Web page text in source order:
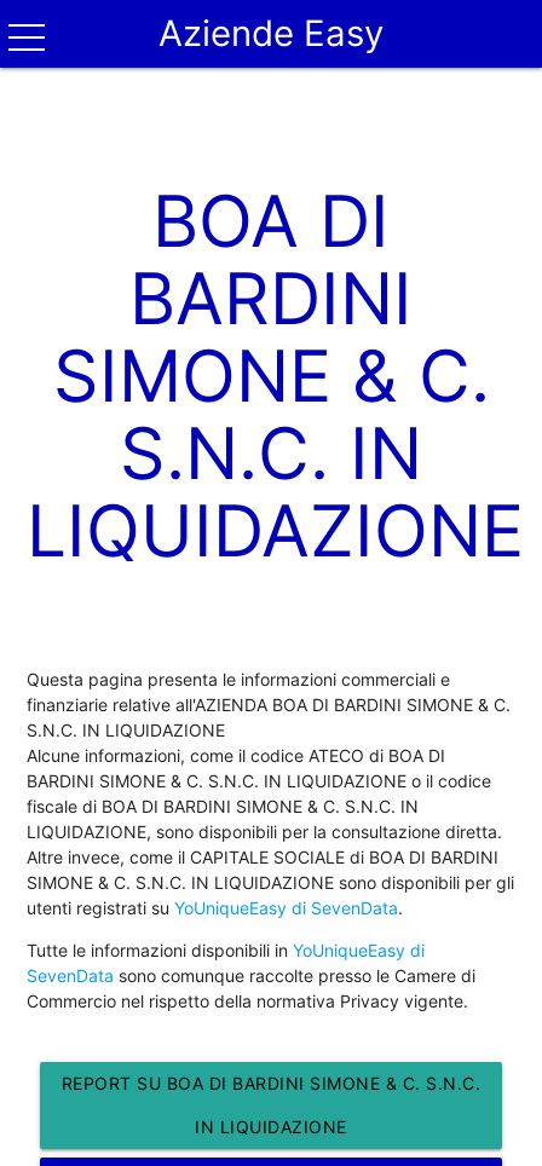
Aziende Easy
BOA DI
BARDINI
SIMONE & C.
S.N.C. IN
LIQUIDAZIONE
Questa pagina presenta le informazioni commerciali e
finanziarie relative all'AZIENDA BOA DI BARDINI SIMONE & C.
S.N.C. IN LIQUIDAZIONE
Alcune informazioni, come il codice ATECO di BOA DI
BARDINI SIMONE & C. S.N.C. IN LIQUIDAZIONE o il codice
fiscale di BOA DI BARDINI SIMONE & C. S.N.C. IN
LIQUIDAZIONE, sono disponibili per la consultazione diretta.
Altre invece, come il CAPITALE SOCIALE di BOA DI BARDINI
SIMONE & C. S.N.C. IN LIQUIDAZIONE sono disponibili per gli
utenti registrati suYoUniqueEasy di SevenData.
Tutte le informazioni disponibili inYoUniqueEasy di
SevenData sono comunque raccolte presso le Camere di
Commercio nel rispetto della normativa Privacy vigente.
REPORT SU BOA DI BARDINI SIMONE & C. S.N.C.
IN LIQUIDAZIONE